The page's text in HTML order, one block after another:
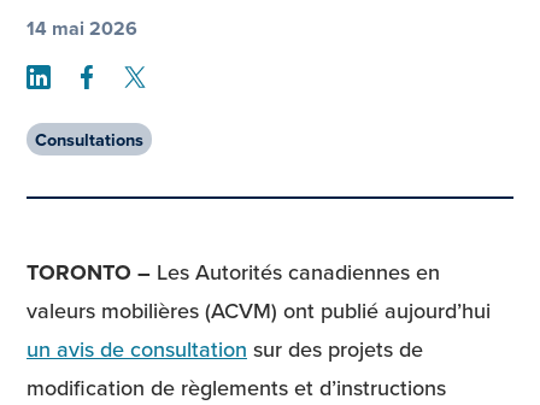
14 mai 2026
Share on LinkedIn
Share on Facebook
Consultations
TORONTO – Les Autorités canadiennes en
valeurs mobilières (ACVM) ont publié aujourd’hui
un avis de consultation sur des projets de
modification de règlements et d’instructions